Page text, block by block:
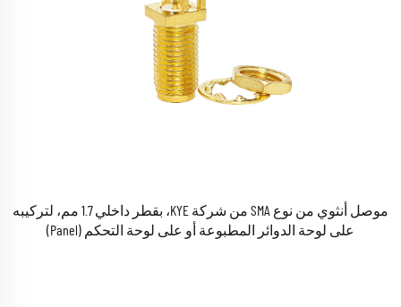
موصل أنثوي من نوع SMA من شركة KYE، بقطر داخلي 1.7 مم، لتركيبه
على لوحة الدوائر المطبوعة أو على لوحة التحكم (Panel)